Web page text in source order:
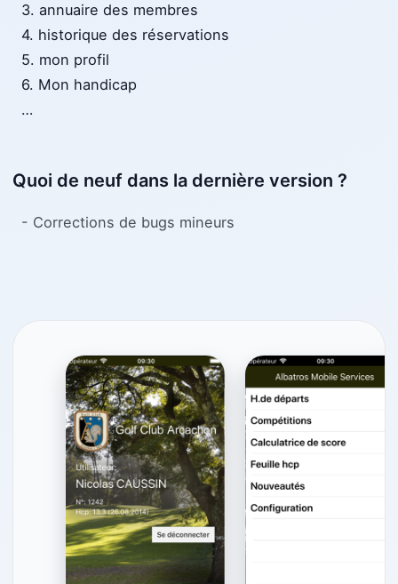
3. annuaire des membres
4. historique des réservations
5. mon profil
6. Mon handicap
…
Quoi de neuf dans la dernière version ?
- Corrections de bugs mineurs